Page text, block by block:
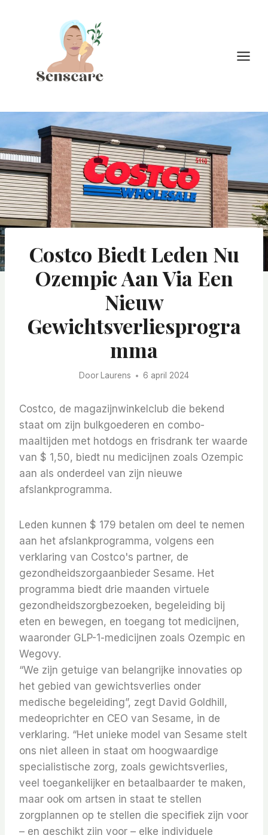
Costco Biedt Leden Nu
Ozempic Aan Via Een
Nieuw
Gewichtsverliesprogra
Mma
Door Laurens 6 april 2024
Costco, de magazijnwinkelclub die bekend
staat om zijn bulkgoederen en combo-
maaltijden met hotdogs en frisdrank ter waarde
van $ 1,50, biedt nu medicijnen zoals Ozempic
aan als onderdeel van zijn nieuwe
afslankprogramma.
Leden kunnen $ 179 betalen om deel te nemen
aan het afslankprogramma, volgens een
verklaring van Costco's partner, de
gezondheidszorgaanbieder Sesame. Het
programma biedt drie maanden virtuele
gezondheidszorgbezoeken, begeleiding bij
eten en bewegen, en toegang tot medicijnen,
waaronder GLP-1-medicijnen zoals Ozempic en
Wegovy.
“We zijn getuige van belangrijke innovaties op
het gebied van gewichtsverlies onder
medische begeleiding”, zegt David Goldhill,
medeoprichter en CEO van Sesame, in de
verklaring. “Het unieke model van Sesame stelt
ons niet alleen in staat om hoogwaardige
specialistische zorg, zoals gewichtsverlies,
veel toegankelijker en betaalbaarder te maken,
maar ook om artsen in staat te stellen
zorgplannen op te stellen die specifiek zijn voor
– en geschikt zijn voor – elke individuele